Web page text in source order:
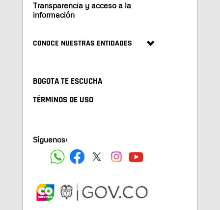
Transparencia y acceso a la
información
CONOCE NUESTRAS ENTIDADES
BOGOTA TE ESCUCHA
TÉRMINOS DE USO
Síguenos: